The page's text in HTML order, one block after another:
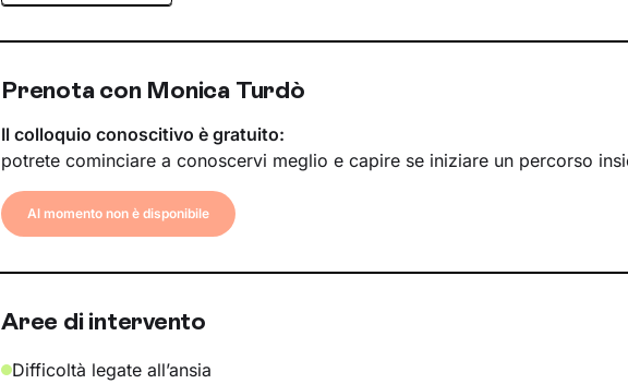
Prenota con Monica Turdò
Il colloquio conoscitivo è gratuito:
potrete cominciare a conoscervi meglio e capire se iniziare un percorso
Al momento non è disponibile
Aree di intervento
Difficoltà legate all’ansia